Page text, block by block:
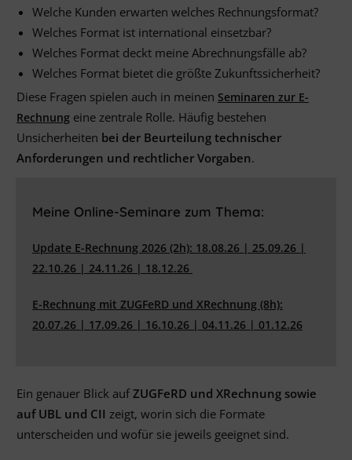
Welche Kunden erwarten welches Rechnungsformat?
Welches Format ist international einsetzbar?
Welches Format deckt meine Abrechnungsfälle ab?
Welches Format bietet die größte Zukunftssicherheit?
Diese Fragen spielen auch in meinen Seminaren zur E-
Rechnung eine zentrale Rolle. Häufig bestehen
Unsicherheiten bei der Beurteilung technischer
Anforderungen und rechtlicher Vorgaben.
Meine Online-Seminare zum Thema:
Update E-Rechnung 2026 (2h): 18.08.26 | 25.09.26 |
22.10.26 | 24.11.26 | 18.12.26
E-Rechnung mit ZUGFeRD und XRechnung (8h):
20.07.26 | 17.09.26 | 16.10.26 | 04.11.26 | 01.12.26
Ein genauer Blick aufZUGFeRD und XRechnung sowie
auf UBL und CII zeigt, worin sich die Formate
unterscheiden und wofür sie jeweils geeignet sind.